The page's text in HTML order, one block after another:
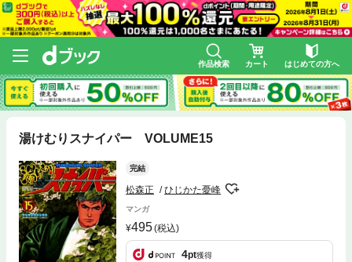
作品検索 カート はじめての方へ
湯けむりスナイパー VOLUME15
完結
松森正 ひじかた憂峰
マンガ
495(税込)
4pt獲得